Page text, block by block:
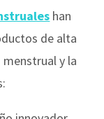
han
de alta
y la